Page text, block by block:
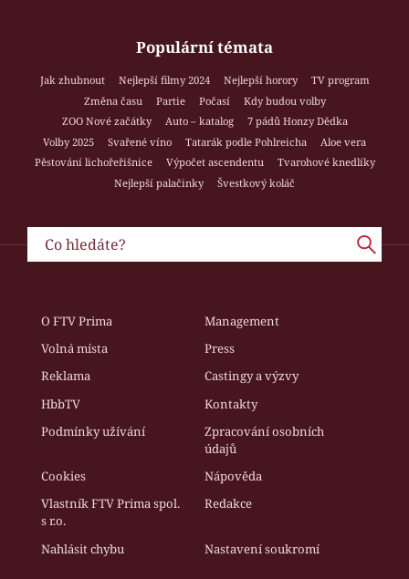
Populární témata
Jak zhubnout Nejlepší filmy 2024 Nejlepší horory
TV program
Změna času
Partie Počasí
Kdy budou volby
ZOO Nové začátky
Auto – katalog
7 pádů Honzy Dědka
Volby 2025
Svařené víno Tatarák podle Pohlreicha
Aloe vera
Pěstování lichořeřišnice
Výpočet ascendentu
Tvarohové knedlíky
Nejlepší palačinky
Švestkový koláč
O FTV Prima
Management
Volná místa
Press
Reklama
Castingy a výzvy
HbbTV
Kontakty
Podmínky užívání
Zpracování osobních
údajů
Cookies
Nápověda
Vlastník FTV Prima spol.
s r.o.
Redakce
Nahlásit chybu Nastavení soukromí